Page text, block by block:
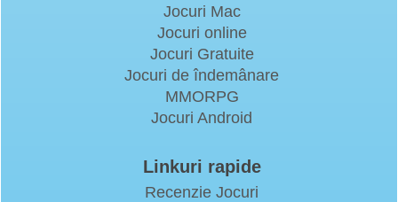
Jocuri Mac
Jocuri online
Jocuri Gratuite
Jocuri de îndemânare
MMORPG
Jocuri Android
Linkuri rapide
Recenzie Jocuri